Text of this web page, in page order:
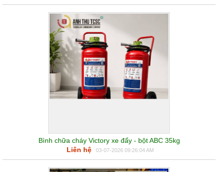
Bình chữa cháy Victory xe đẩy - bột ABC 35kg
Liên hệ
03-07-2026 09:26:04 AM